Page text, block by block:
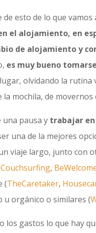
de esto de lo que
el alojamiento, en
de alojamiento y
es muy bueno
olvidando la
la mochila, de
una pausa y trabajar
una de la mejores
viaje largo, junto con
Couchsurfing,
(TheCaretaker,
u orgánico o similares (
los gastos lo que hay